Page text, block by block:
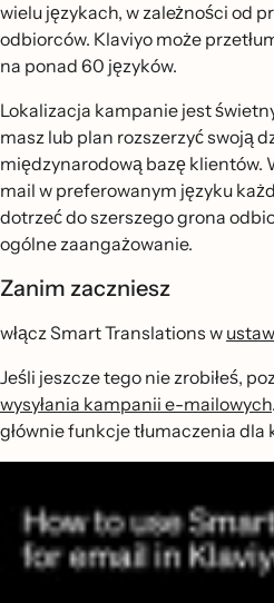
wielu językach, w zależności od
odbiorców. Klaviyo może
na ponad 60 języków.
Lokalizacja kampanie jest
masz lub plan rozszerzyć swoją
międzynarodową bazę klientów.
mail w preferowanym języku
dotrzeć do szerszego grona
ogólne zaangażowanie.
Zanim zaczniesz
włącz Smart Translations w
Jeśli jeszcze tego nie zrobiłeś,
wysyłania kampanii e-mailowych
głównie funkcje tłumaczenia dla